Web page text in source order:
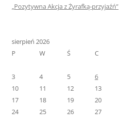
„Pozytywna Akcja z Żyrafką-przyjaźń”
sierpień 2026
P
W Ś C
3
4 5 6
10
11 12 13
17
18 19 20
24
25 26 27